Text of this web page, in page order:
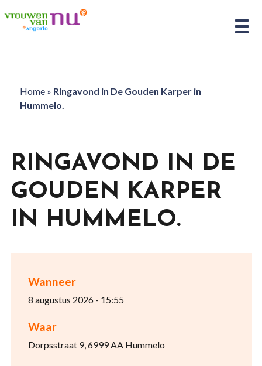
Home» Ringavond in De Gouden Karper in
Hummelo.
Wanneer
8 augustus 2026 - 15:55
Waar
Dorpsstraat 9, 6999 AA Hummelo
RINGAVOND IN DE
GOUDEN KARPER
IN HUMMELO.